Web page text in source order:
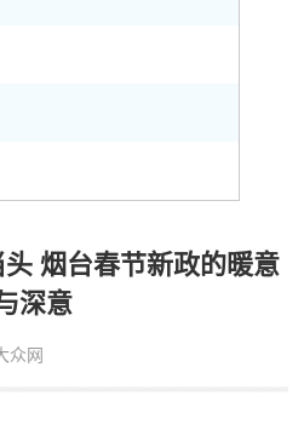
烟台春节新政的暖意
深意
众网